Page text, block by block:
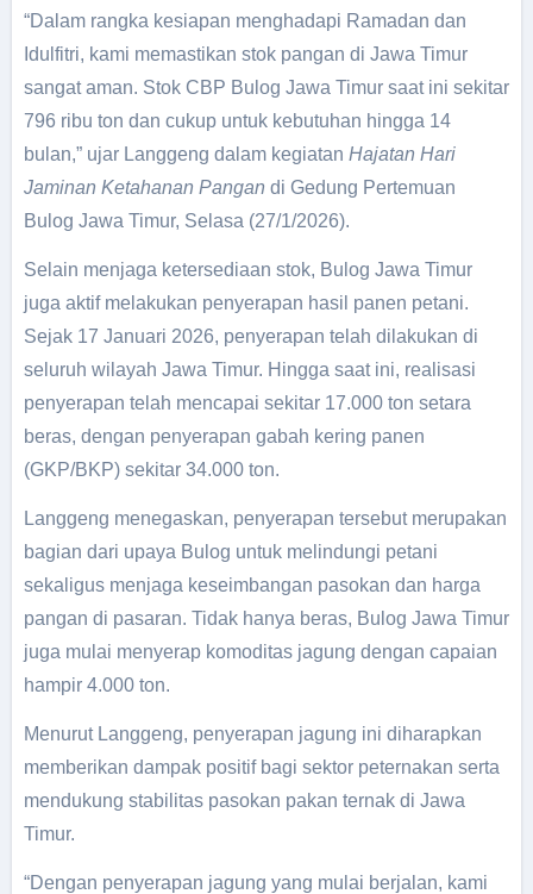
“Dalam rangka kesiapan menghadapi Ramadan dan
Idulfitri, kami memastikan stok pangan di Jawa Timur
sangat aman. Stok CBP Bulog Jawa Timur saat ini sekitar
796 ribu ton dan cukup untuk kebutuhan hingga 14
bulan,” ujar Langgeng dalam kegiatan Hajatan Hari
Jaminan Ketahanan Pangan di Gedung Pertemuan
Bulog Jawa Timur, Selasa (27/1/2026).
Selain menjaga ketersediaan stok, Bulog Jawa Timur
juga aktif melakukan penyerapan hasil panen petani.
Sejak 17 Januari 2026, penyerapan telah dilakukan di
seluruh wilayah Jawa Timur. Hingga saat ini, realisasi
penyerapan telah mencapai sekitar 17.000 ton setara
beras, dengan penyerapan gabah kering panen
(GKP/BKP) sekitar 34.000 ton.
Langgeng menegaskan, penyerapan tersebut merupakan
bagian dari upaya Bulog untuk melindungi petani
sekaligus menjaga keseimbangan pasokan dan harga
pangan di pasaran. Tidak hanya beras, Bulog Jawa Timur
juga mulai menyerap komoditas jagung dengan capaian
hampir 4.000 ton.
Menurut Langgeng, penyerapan jagung ini diharapkan
memberikan dampak positif bagi sektor peternakan serta
mendukung stabilitas pasokan pakan ternak di Jawa
Timur.
“Dengan penyerapan jagung yang mulai berjalan, kami